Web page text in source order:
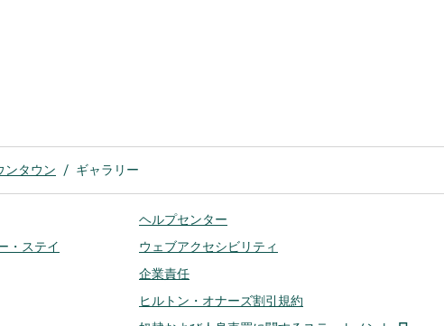
ンタウン / ギャラリー
・ステイ
ヘルプセンター
ウェブアクセシビリティ
企業責任
ヒルトン・オナーズ割引規約